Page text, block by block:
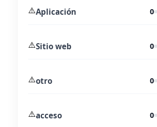
⚠️Aplicación 0
⚠️Sitio web 0
⚠️otro 0
⚠️acceso 0